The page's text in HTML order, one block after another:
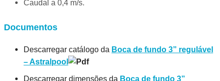
Caudal a 0,4 m/s.
Documentos
Descarregar catálogo da Boca de fundo 3” regulável
– Astralpool
Descarregar dimensões da Boca de fundo 3”